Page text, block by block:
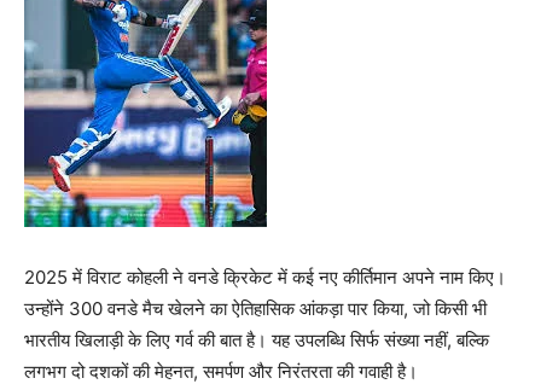
2025 में विराट कोहली ने वनडे क्रिकेट में कई नए कीर्तिमान अपने नाम किए।
उन्होंने 300 वनडे मैच खेलने का ऐतिहासिक आंकड़ा पार किया, जो किसी भी
भारतीय खिलाड़ी के लिए गर्व की बात है। यह उपलब्धि सिर्फ संख्या नहीं, बल्कि
लगभग दो दशकों की मेहनत, समर्पण और निरंतरता की गवाही है।